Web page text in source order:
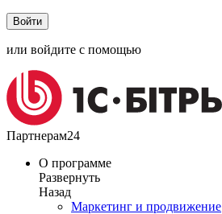
или войдите с помощью
Партнерам24
О программе
Развернуть
Назад
Маркетинг и продвижение